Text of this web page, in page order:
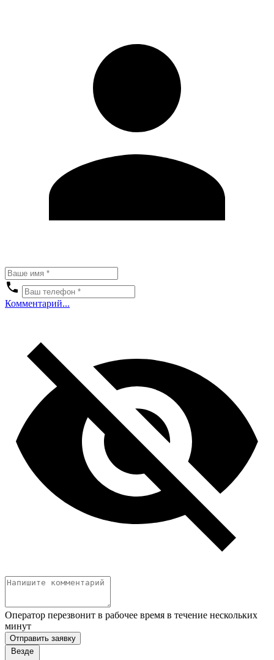
Комментарий...
Оператор перезвонит в рабочее время в течение нескольких
минут
Отправить заявку
Везде